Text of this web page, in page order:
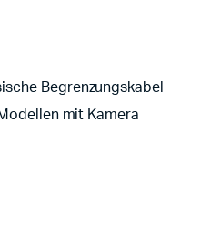
Begrenzungskabel
mit Kamera